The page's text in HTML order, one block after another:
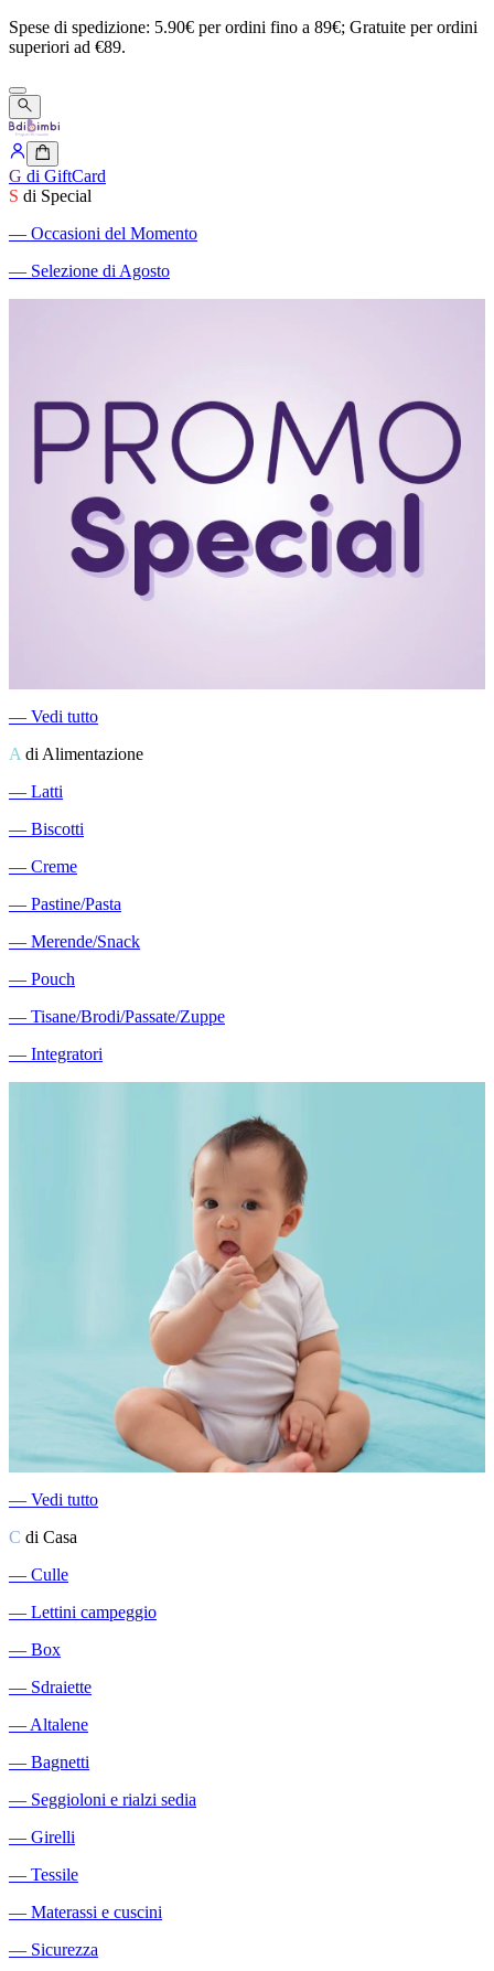
Spese di spedizione: 5.90€ perordini fino a 89€; Gratuite perordini
superiori ad €89.
G di GiftCard
S di Special
― Occasioni del Momento
― Selezione di Agosto
― Vedi tutto
A di Alimentazione
― Latti
― Biscotti
― Creme
― Pastine/Pasta
― Merende/Snack
― Pouch
― Tisane/Brodi/Passate/Zuppe
― Integratori
― Vedi tutto
C di Casa
― Culle
― Lettini campeggio
― Box
― Sdraiette
―Altalene
― Bagnetti
― Seggioloni e rialzi sedia
― Girelli
― Tessile
― Materassi e cuscini
― Sicurezza